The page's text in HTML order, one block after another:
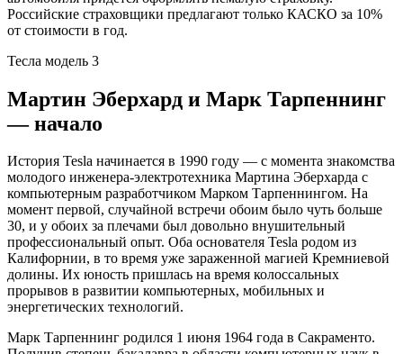
Российские страховщики предлагают только КАСКО за 10%
от стоимости в год.
Тесла модель 3
Мартин Эберхард и Марк Тарпеннинг
— начало
История Tesla начинается в 1990 году — с момента знакомства
молодого инженера-электротехника Мартина Эберхарда с
компьютерным разработчиком Марком Тарпеннингом. На
момент первой, случайной встречи обоим было чуть больше
30, и у обоих за плечами был довольно внушительный
профессиональный опыт. Оба основателя Tesla родом из
Калифорнии, в то время уже зараженной магией Кремниевой
долины. Их юность пришлась на время колоссальных
прорывов в развитии компьютерных, мобильных и
энергетических технологий.
Марк Тарпеннинг родился 1 июня 1964 года в Сакраменто.